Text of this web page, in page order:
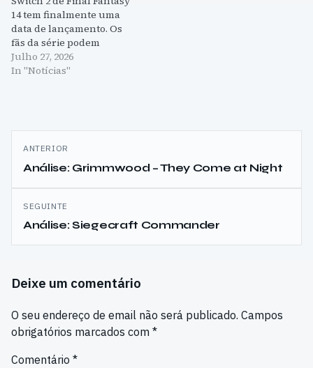
14 tem finalmente uma
data de lançamento. Os
fãs da série podem
começar a contar os dias
para mergulharem no
Julho 27, 2026
In "Notícias"
Navegação
de
artigos
ANTERIOR
Análise: Grimmwood – They Come at Night
SEGUINTE
Análise: Siegecraft Commander
Deixe um comentário
O seu endereço de email não será publicado. Campos
obrigatórios marcados com *
Comentário *